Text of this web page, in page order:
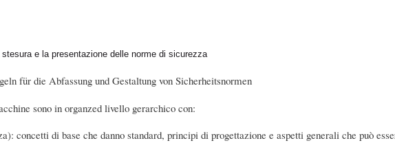
e la presentazione delle norme di sicurezza
für die Abfassung und Gestaltung von Sicherheitsnormen
sono in organzed livello gerarchico con:
concetti di base che danno standard, principi di progettazione e aspetti generali che può